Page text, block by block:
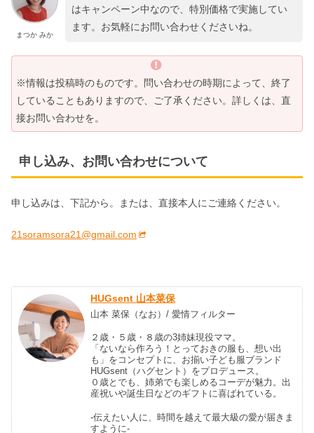
まつか みか
はキャンペーン中なので、特別価格で実施してい
ます。お気軽にお問い合わせくださいね。
※情報は投稿時のものです。問い合わせの時期によって、終了
していることもありますので、ご了承ください。詳しくは、直
接お問い合わせを。
申し込み、お問い合わせについて
申し込みは、下記から。または、直接本人にご連絡ください。
21soramsora21@gmail.com
HUGsent 山本菜保
山本 菜保（なお）/ 愛情フィルター
２歳・５歳・８歳の3姉妹現役ママ。
「ないなら作ろう！とっておきの服も、想い出
も」をコンセプトに、お揃い子ども服ブランド
HUGsent（ハグセント）をプロデュース。
０歳とでも、姉弟でも楽しめるコーデが魅力。出
産祝いや誕生日などのギフトに喜ばれている。
-伝えたい人に、時間を越えて最大級の愛が届きま
すように-